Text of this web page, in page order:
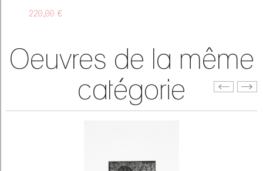
220,00 €
Oeuvres de la même
catégorie